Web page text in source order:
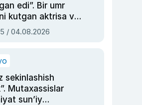
edi”. Bir umr
kutgan aktrisa va
ustasi Rimma
/ 04.08.2026
sekinlashish
Mutaxassislar
sun’iy